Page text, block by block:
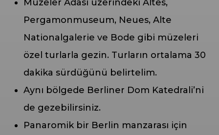
Müzeler Adası üzerindeki Altes,
Pergamonmuseum, Neues, Alte
Nationalgalerie ve Bode gibi müzeleri
özel turlarla gezin. Turların ortalama 30
dakika sürdüğünü belirtelim.
Aynı bölgede Berliner Dom Katedrali’ni
de gezebilirsiniz.
Panaromik bir Berlin manzarası için